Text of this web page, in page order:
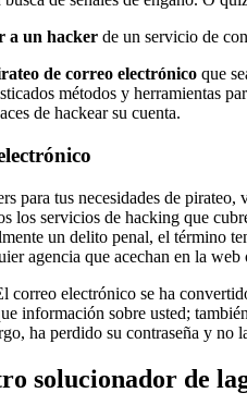
a un hacker de un servicio de
de correo electrónico que
métodos y herramientas
de hackear su cuenta.
para tus necesidades de pirateo,
los servicios de hacking que
un delito penal, el término
agencia que acechan en la
electrónico se ha
información sobre usted;
ha perdido su contraseña y
solucionador de